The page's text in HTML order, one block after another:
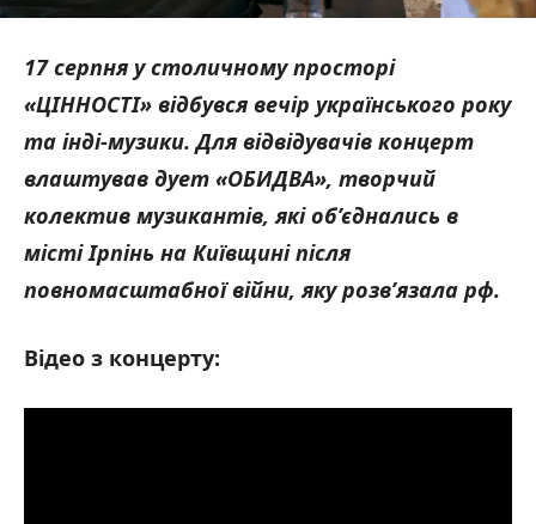
17 серпня у столичному просторі
«ЦІННОСТІ» відбувся вечір українського року
та інді-музики. Для відвідувачів концерт
влаштував дует «ОБИДВА», творчий
колектив музикантів, які об’єднались в
місті Ірпінь на Київщині після
повномасштабної війни, яку розв’язала рф.
Відео з концерту: